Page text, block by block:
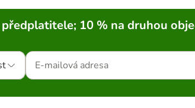
10 % na druhou